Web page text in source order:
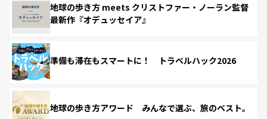
地球の歩き方 meets クリストファー・ノーラン監督
最新作『オデュッセイア』
準備も滞在もスマートに！ トラベルハック2026
地球の歩き方アワード みんなで選ぶ、旅のベスト。